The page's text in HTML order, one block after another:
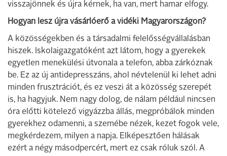
visszajönnek és újra kérnek, ha van, mert hamar elfogy.
Hogyan lesz újra vásárlóerő a vidéki Magyarországon?
A közösségekben és a társadalmi felelősségvállalásban
hiszek. Iskolaigazgatóként azt látom, hogy a gyerekek
egyetlen menekülési útvonala a telefon, abba zárkóznak
be. Ez az új antidepresszáns, ahol névtelenül ki lehet adni
minden frusztrációt, és ez veszi át a közösség szerepét
is, ha hagyjuk. Nem nagy dolog, de nálam például nincsen
óra előtti kötelező vigyázzba állás, megpróbálok minden
gyerekhez odamenni, a szemébe nézek, kezet fogok vele,
megkérdezem, milyen a napja. Elképesztően hálásak
ezért a négy másodpercért, mert ez csak róluk szól. A